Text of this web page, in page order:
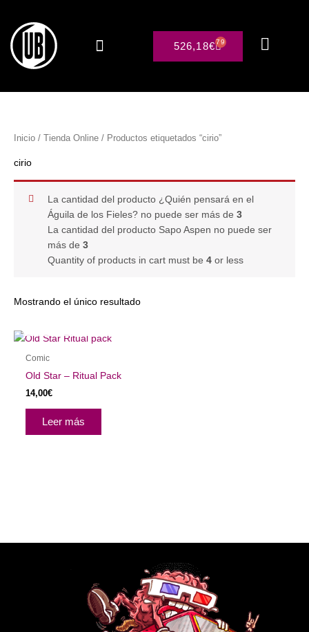
contenido
526,18€79
CARRITO
Inicio / Tienda Online / Productos etiquetados “cirio”
cirio
La cantidad del producto ¿Quién pensará en el
Águila de los Fieles? no puede ser más de 3
La cantidad del producto Sapo Aspen no puede ser
más de 3
Quantity of products in cart must be 4 or less
Mostrando el único resultado
Comic
Old Star – Ritual Pack
14,00€
Leer más